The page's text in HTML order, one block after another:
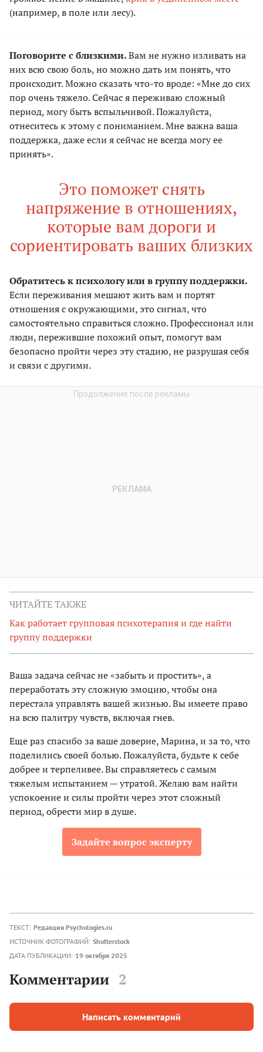
(например, в поле или лесу).
Поговорите с близкими.Вам не нужно изливать на
них всю свою боль, но можно дать им понять, что
происходит. Можно сказать что-то вроде: «Мне до сих
пор очень тяжело. Сейчас я переживаю сложный
период, могу быть вспыльчивой. Пожалуйста,
отнеситесь к этому с пониманием. Мне важна ваша
поддержка, даже если я сейчас не всегда могу ее
принять».
Это поможет снять
напряжение в отношениях,
которые вам дороги и
сориентировать ваших близких
Обратитесь к психологу или в группу поддержки.
Если переживания мешают жить вам и портят
отношения с окружающими, это сигнал, что
самостоятельно справиться сложно. Профессионал или
люди, пережившие похожий опыт, помогут вам
безопасно пройти через эту стадию, не разрушая себя
и связи с другими.
ЧИТАЙТЕ ТАКЖЕ
Как работает групповая психотерапия и где найти
группу поддержки
Ваша задача сейчас не «забыть и простить», а
переработать эту сложную эмоцию, чтобы она
перестала управлять вашей жизнью. Вы имеете право
на всю палитру чувств, включая гнев.
Еще раз спасибо за ваше доверие, Марина, и за то, что
поделились своей болью. Пожалуйста, будьте к себе
добрее и терпеливее. Вы справляетесь с самым
тяжелым испытанием — утратой. Желаю вам найти
успокоение и силы пройти через этот сложный
период, обрести мир в душе.
Задайте вопрос эксперту
ТЕКСТ: Редакция Psychologies.ru
ИСТОЧНИК ФОТОГРАФИЙ: Shutterstock
ДАТА ПУБЛИКАЦИИ: 19 октября 2025
Комментарии 2
Написать комментарий